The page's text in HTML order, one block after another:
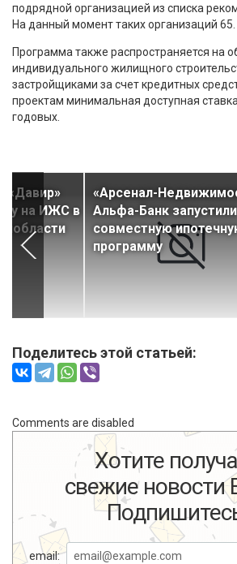
подрядной организацией из списка
На данный момент таких организаций 65.
Программа также распространяется на
индивидуального жилищного
застройщиками за счет кредитных
проектам минимальная доступная
годовых.
«Давир»
на ИЖС в
«Арсенал-
Альфа-Банк запустили
совместную
программу
Поделитесь этой статьей:
Comments are disabled
Хотите
свежие новости
email: